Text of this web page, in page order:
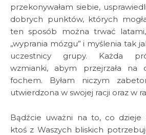
przekonywałam siebie,
dobrych punktów, których
ten sposób można trwać
„wyprania mózgu” i myślenia tak
uczestnicy grupy. Każda
wzmianki, abym przejrzała na
fochem. Byłam niczym
utwierdzona w swojej racji oraz w
Bądźcie uważni na to, co dzieje
ktoś z Waszych bliskich